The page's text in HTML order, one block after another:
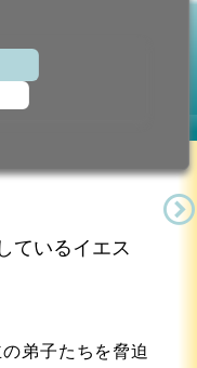
節
ているイエス
弟子たちを脅迫